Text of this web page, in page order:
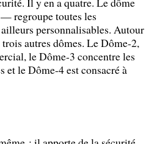
regroupe toutes les
personnalisables. Autour
autres dômes. Le Dôme-2,
le Dôme-3 concentre les
et le Dôme-4 est consacré à